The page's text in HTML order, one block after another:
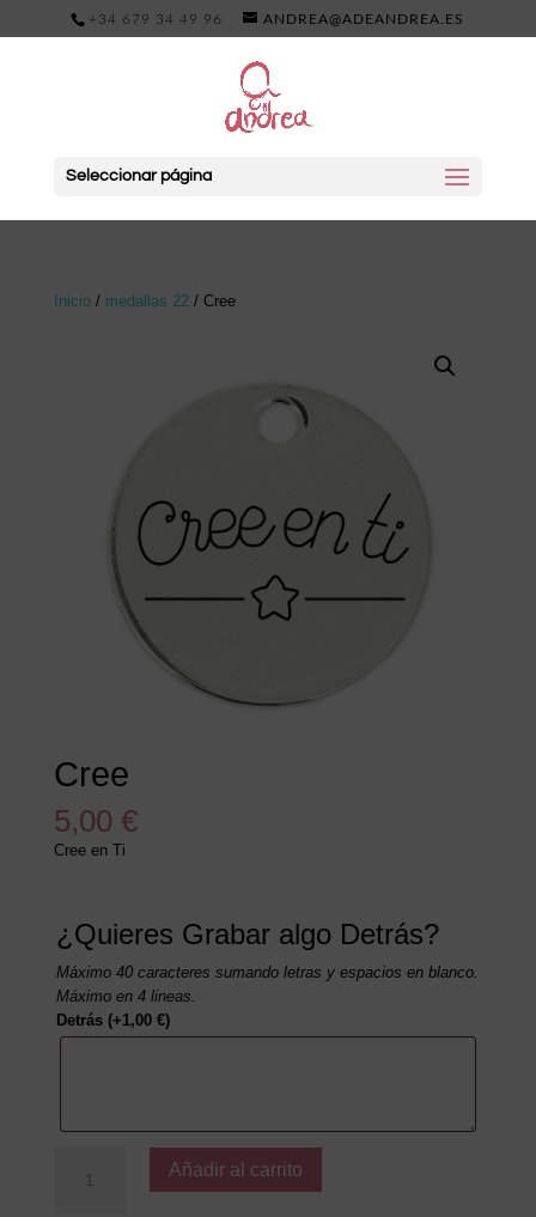
+34 679 34 49 96 ANDREA@ADEANDREA.ES
Seleccionar página
Inicio/ medallas 22/ Cree
Cree
5,00 €
Cree en Ti
¿Quieres Grabar algo Detrás?
Máximo 40 caracteres sumando letras y espacios en blanco.
Máximo en 4 lineas.
Detrás (+1,00 €)
cantidad
Añadir al carrito